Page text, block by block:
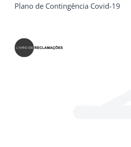
Plano de Contingência Covid-19